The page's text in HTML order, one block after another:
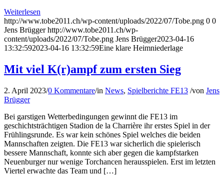
Weiterlesen
http://www.tobe2011.ch/wp-content/uploads/2022/07/Tobe.png 0 0
Jens Brügger http://www.tobe2011.ch/wp-
content/uploads/2022/07/Tobe.png Jens Brügger2023-04-16
13:32:592023-04-16 13:32:59Eine klare Heimniederlage
Mit viel K(r)ampf zum ersten Sieg
2. April 2023/0 Kommentare/in News, Spielberichte FE13 /von Jens
Brügger
Bei garstigen Wetterbedingungen gewinnt die FE13 im
geschichtsträchtigen Stadion de la Charrière ihr erstes Spiel in der
Frühlingsrunde. Es war kein schönes Spiel welches die beiden
Mannschaften zeigten. Die FE13 war sicherlich die spielerisch
bessere Mannschaft, konnte sich aber gegen die kampfstarken
Neuenburger nur wenige Torchancen herausspielen. Erst im letzten
Viertel erwachte das Team und […]